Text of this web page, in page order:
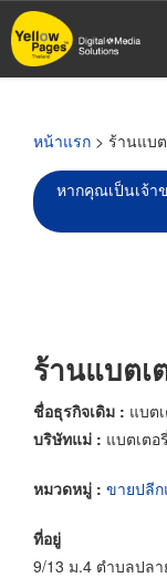
ข้าม
ไป
หน้าแรก > ร้านแบ
หากคุณเป็นเจ้า
ร้านแบตเ
ชื่อธุรกิจเดิม : แบต
บริษัทแม่ : แบตเตอ
หมวดหมู่ : ขายปลีก
ที่อยู่
9/13 ม.4 ตำบลปลา